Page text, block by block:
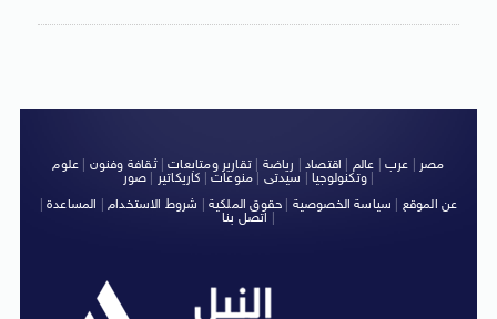
مصر عرب عالم اقتصاد رياضة |تقارير ومتابعات|ثقافة وفنون
علوم
وتكنولوجيا| سيدتى منوعات كاريكاتير صور
|
عن الموقع
سياسة الخصوصية حقوق الملكية شروط الاستخدام| المساعدة|
اتصل بنا